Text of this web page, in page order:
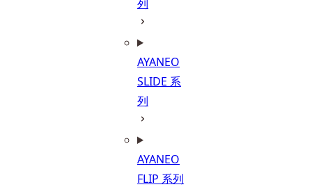
列
AYANEO
SLIDE 系
列
AYANEO
FLIP 系列